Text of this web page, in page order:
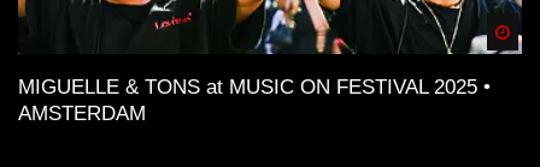
MIGUELLE & TONS at MUSIC ON FESTIVAL 2025 •
AMSTERDAM